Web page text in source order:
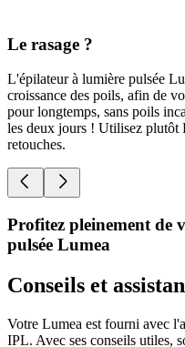
Le rasage ?
L'épilateur à lumière pulsée
croissance des poils, afin de
pour longtemps, sans poils
les deux jours ! Utilisez plutôt
retouches.
Profitez pleinement de
pulsée Lumea
Conseils et
Votre Lumea est fourni avec
IPL. Avec ses conseils utiles,